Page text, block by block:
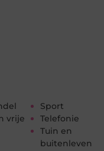
vrije
Sport
Telefonie
Tuin en
buitenleven